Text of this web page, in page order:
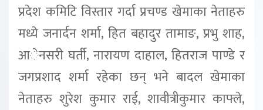
प्रदेश कमिटि विस्तार गर्दा प्रचण्ड खेमाका नेताहरु
मध्ये जनार्दन शर्मा, हित बहादुर तामाङ, प्रभु शाह,
आेनसरी घर्ती, नारायण दाहाल, हितराज पाण्डे र
जगप्रशाद शर्मा रहेका छन् भने बादल खेमाका
नेताहरु शुरेश कुमार राई, शावीत्रीकुमार काफ्ले,